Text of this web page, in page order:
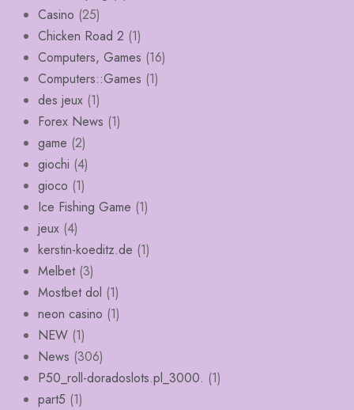
Casino (25)
Chicken Road 2 (1)
Computers, Games (16)
Computers::Games (1)
des jeux (1)
Forex News (1)
game (2)
giochi (4)
gioco (1)
Ice Fishing Game (1)
jeux (4)
kerstin-koeditz.de (1)
Melbet(3)
Mostbet dol (1)
neon casino (1)
NEW (1)
News (306)
P50_roll-doradoslots.pl_3000. (1)
part5 (1)